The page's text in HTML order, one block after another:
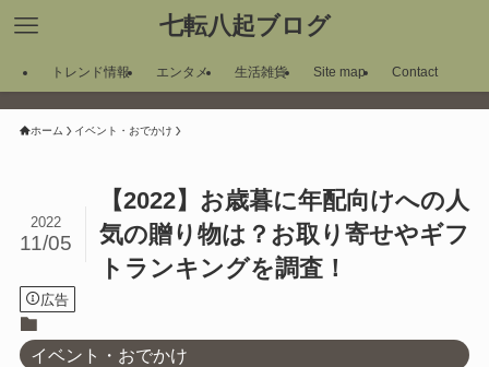
七転八起ブログ
トレンド情報 エンタメ 生活雑貨 Site map Contact
ホーム イベント・おでかけ
【2022】お歳暮に年配向けへの人
気の贈り物は？お取り寄せやギフ
トランキングを調査！
2022
11/05
広告
イベント・おでかけ